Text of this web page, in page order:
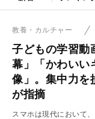
教養・カルチャー
子どもの学習動
幕」「かわいい
像」。集中力を
が指摘
スマホは現代において